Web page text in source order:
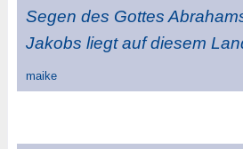
Segen des Gottes
Jakobs liegt auf diesem
maike